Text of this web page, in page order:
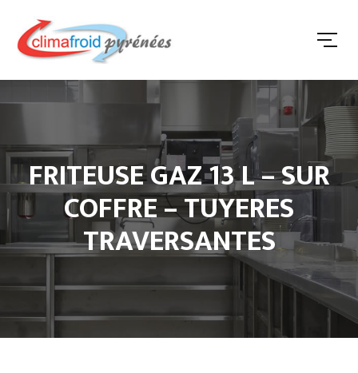
FRITEUSE GAZ 13 L – SUR
COFFRE – TUYERES
TRAVERSANTES